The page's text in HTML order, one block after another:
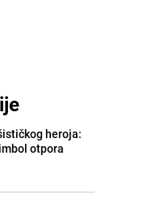
HERCEGOVINA
od
pečenja,
imalo muke
heroja:
otpora